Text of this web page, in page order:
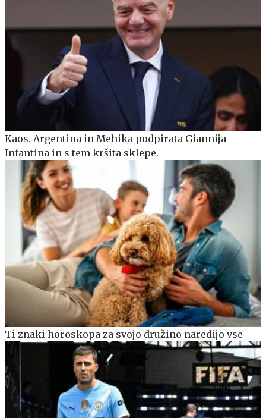
Kaos. Argentina in Mehika podpirata Giannija
Infantina in s tem kršita sklepe.
Ti znaki horoskopa za svojo družino naredijo vse